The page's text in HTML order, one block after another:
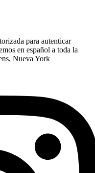
para autenticar
en español a toda la
Nueva York